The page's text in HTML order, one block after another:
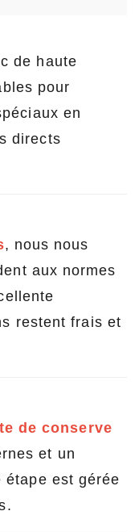
de haute
pour
en
directs
, nous nous
aux normes
restent frais et
de conserve
et un
étape est gérée